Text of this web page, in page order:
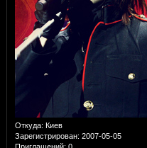
Откуда: Киев
Зарегистрирован: 2007-05-05